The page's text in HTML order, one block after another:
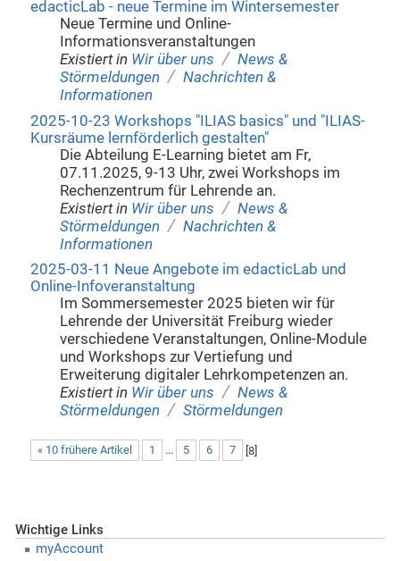
edacticLab - neue Termine im Wintersemester
Neue Termine und Online-
Informationsveranstaltungen
Existiert in Wir über uns / News &
Störmeldungen / Nachrichten &
Informationen
2025-10-23 Workshops "ILIAS basics" und "ILIAS-
Kursräume lernförderlich gestalten"
Die Abteilung E-Learning bietet am Fr,
07.11.2025, 9-13 Uhr, zwei Workshops im
Rechenzentrum für Lehrende an.
Existiert in Wir über uns / News &
Störmeldungen / Nachrichten &
Informationen
2025-03-11 Neue Angebote im edacticLab und
Online-Infoveranstaltung
Im Sommersemester 2025 bieten wir für
Lehrende der Universität Freiburg wieder
verschiedene Veranstaltungen, Online-Module
und Workshops zur Vertiefung und
Erweiterung digitaler Lehrkompetenzen an.
Existiert in Wir über uns / News &
Störmeldungen / Störmeldungen
« 10 frühere Artikel 1 ... 5 6 7 [8]
Wichtige Links
myAccount